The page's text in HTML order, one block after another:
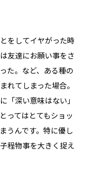
をしてイヤがった時
友達にお願い事をさ
た。など、ある種の
れてしまった場合。
「深い意味はない」
ってはとてもショッ
うんです。特に優し
程物事を大きく捉え